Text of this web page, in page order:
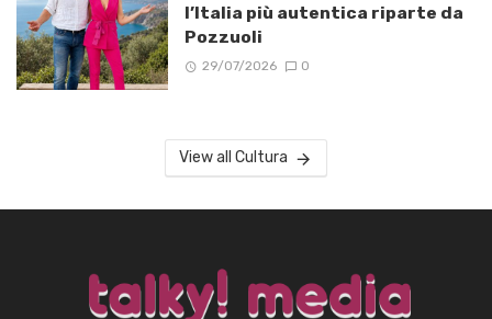
l’Italia più autentica riparte da
Pozzuoli
29/07/2026 0
View all Cultura